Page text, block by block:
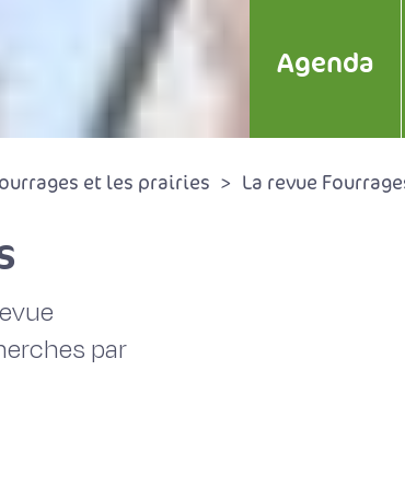
Agenda
et les prairies La revue
par